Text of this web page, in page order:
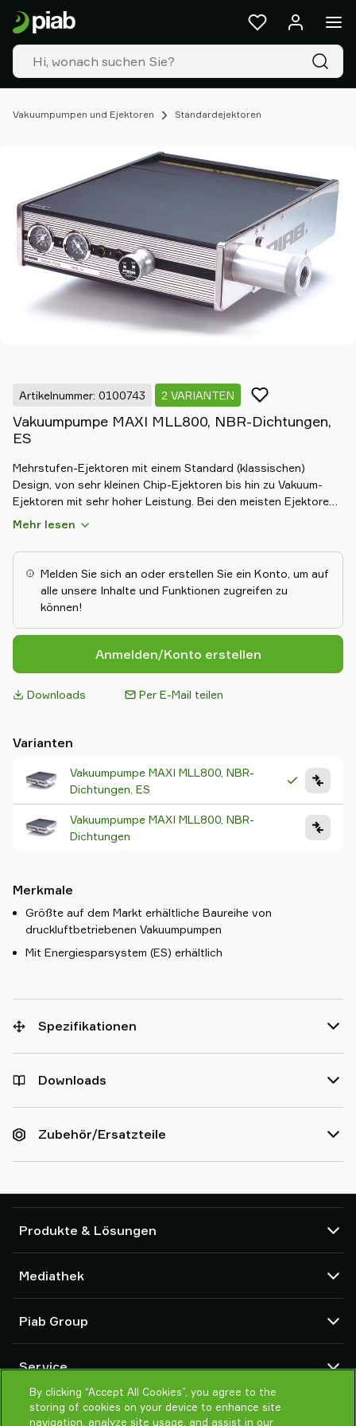
Vakuumpumpen und Ejektoren Standardejektoren
Artikelnummer: 0100743 2 VARIANTEN
Vakuumpumpe MAXI MLL800, NBR-Dichtungen,
ES
Mehrstufen-Ejektoren mit einem Standard (klassischen)
Design, von sehr kleinen Chip-Ejektoren bis hin zu Vakuum-
Ejektoren mit sehr hoher Leistung. Bei den meisten Ejektoren
sind die COAX® Cartridges verbaut. Ein auf COAX®-
mehr Saugleistung als konventionelle Systeme. Hierdurch kann
die Geschwindigkeit bei großer Betriebssicherheit und
geringerem Energieverbrauch erhöht werden.
Mehr lesen
Melden Sie sich an oder erstellen Sie ein Konto, um auf
alle unsere Inhalte und Funktionen zugreifen zu
können!
Anmelden/Konto erstellen
Downloads Per E-Mail teilen
Varianten
Vakuumpumpe MAXI MLL800, NBR-
Dichtungen, ES
Vakuumpumpe MAXI MLL800, NBR-
Dichtungen
Merkmale
Größte auf dem Markt erhältliche Baureihe von
druckluftbetriebenen Vakuumpumpen
Mit Energiesparsystem (ES) erhältlich
Spezifikationen
Downloads
Zubehör/Ersatzteile
Produkte & Lösungen
Saugnäpfe und Soft-Gripper
Komponenten des Robot End Of Arm Tooling (EOAT)
Roboter- und Cobot-Greiflösungen
System- und Lösungszubehör
Vakuumförderer für Pulver und Schüttgut
Mediathek
Produktkonfigurator
Allgemeine Verkaufsbedingungen
Datenschutzrichtlinie
Piab Group
Globale Organisation
Verhaltenskodex
Neuheiten
Service
Kontakt
Partner Netzwerk
Produkte
&
Lösungen
Industrien
Unsere
Ressourcen
Piab
Group
Kontakt
Support
Partner
Netzwerk
Old
By clicking “Accept All Cookies”, you agree to the
storing of cookies on your device to enhance site
navigation, analyze site usage, and assist in our